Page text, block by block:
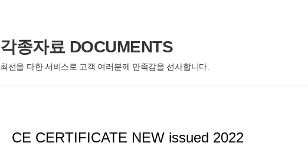
각종자료 DOCUMENTS
최선을 다한 서비스로 고객 여러분께 만족감을 선사합니다.
CE CERTIFICATE NEW issued 2022